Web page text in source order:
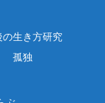
の生き方研究
孤独